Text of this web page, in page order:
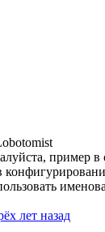
пример в
лет назад